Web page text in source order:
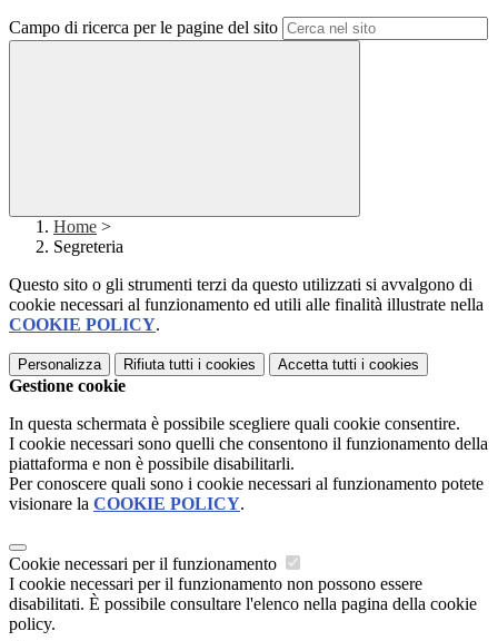
Campo di ricerca per le pagine del sito
Home >
Segreteria
Questo sito o gli strumenti terzi da questo utilizzati si avvalgono di
cookie necessari al funzionamento ed utili alle finalità illustrate nella
COOKIE POLICY.
Personalizza Rifiuta tutti i cookies Accetta tutti i cookies
Gestione cookie
In questa schermata è possibile scegliere quali cookie consentire.
I cookie necessari sono quelli che consentono il funzionamento della
piattaforma e non è possibile disabilitarli.
Per conoscere quali sono i cookie necessari al funzionamento potete
visionare la COOKIE POLICY.
Cookie necessari per il funzionamento
I cookie necessari per il funzionamento non possono essere
disabilitati. È possibile consultare l'elenco nella pagina della cookie
policy.